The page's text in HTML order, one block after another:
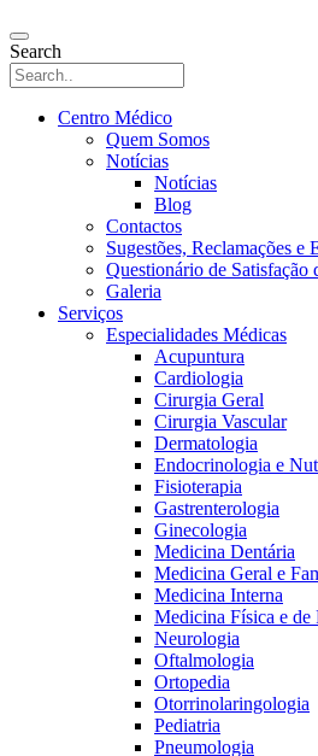
Search
Centro Médico
Quem Somos
Notícias
Notícias
Blog
Contactos
Sugestões, Reclamações e
Questionário de Satisfação
Galeria
Serviços
Especialidades Médicas
Acupuntura
Cardiologia
Cirurgia Geral
Cirurgia Vascular
Dermatologia
Endocrinologia e
Fisioterapia
Gastrenterologia
Ginecologia
Medicina Dentária
Medicina Geral e
Medicina Interna
Medicina Física e de
Neurologia
Oftalmologia
Ortopedia
Otorrinolaringologia
Pediatria
Pneumologia